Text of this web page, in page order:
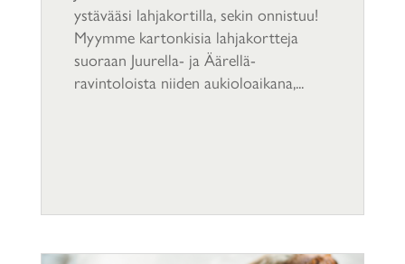
ystävääsi lahjakortilla, sekin onnistuu!
Myymme kartonkisia lahjakortteja
suoraan Juurella- ja Äärellä-
ravintoloista niiden aukioloaikana,...